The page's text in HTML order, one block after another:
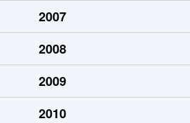
2007
2008
2009
2010